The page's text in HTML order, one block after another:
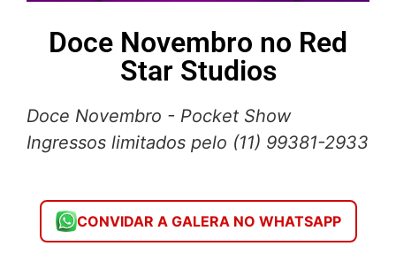
Doce Novembro no Red
Star Studios
Doce Novembro - Pocket Show
Ingressos limitados pelo (11) 99381-2933
CONVIDAR A GALERA NO WHATSAPP